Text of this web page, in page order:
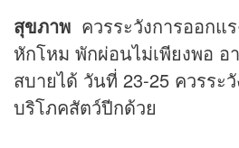
สุขภาพ ควรระวังการออกแ
หักโหม พักผ่อนไม่เพียงพอ อ
สบายได้ วันที่ 23-25 ควรระ
บริโภคสัตว์ปีกด้วย